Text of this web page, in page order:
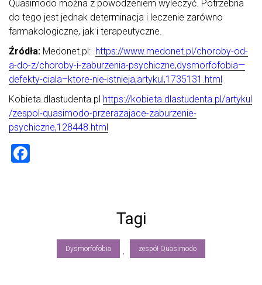
Quasimodo można z powodzeniem wyleczyć. Potrzebna
do tego jest jednak determinacja i leczenie zarówno
farmakologiczne, jak i terapeutyczne.
Źródła: Medonet.pl: https://www.medonet.pl/choroby-od-
a-do-z/choroby-i-zaburzenia-psychiczne,dysmorfofobia—
defekty-ciala–ktore-nie-istnieja,artykul,1735131.html
Kobieta.dlastudenta.pl https://kobieta.dlastudenta.pl/artykul
/zespol-quasimodo-przerazajace-zaburzenie-
psychiczne,128448.html
Tagi
Dysmorfofobia , zespół Quasimodo